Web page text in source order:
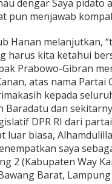
dengar Saya pidato
pun menjawab
Hanan melanjutkan,
harus kita ketahui
Prabowo-Gibran
atas nama
kepada
Baradatu dan
DPR RI dari
luar biasa,
saya
2 (Kabupaten Way
Barat,